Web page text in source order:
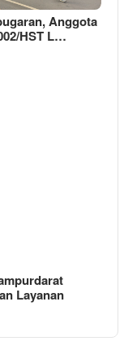
Anggota
HST L…
Layanan